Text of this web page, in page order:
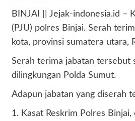
BINJAI || Jejak-indonesia.id –
(PJU) polres Binjai. Serah
kota, provinsi sumatera utara,
Serah terima jabatan tersebut
dilingkungan Polda Sumut.
Adapun jabatan yang diserah
1. Kasat Reskrim Polres